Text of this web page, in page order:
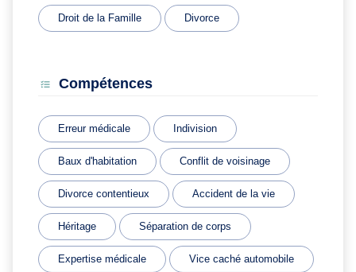
Droit de la Famille Divorce
Compétences
Erreur médicale Indivision
Baux d'habitation Conflit de voisinage
Divorce contentieux Accident de la vie
Héritage Séparation de corps
Expertise médicale Vice caché automobile